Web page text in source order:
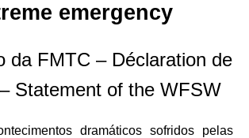
emergency
da FMTC – Déclaration de
Statement of the WFSW
dramáticos sofridos pelas